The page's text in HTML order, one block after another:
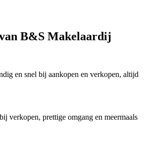
B&S Makelaardij
en snel bij aankopen en verkopen, altijd
verkopen, prettige omgang en meermaals